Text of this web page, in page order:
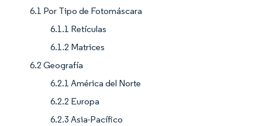
6.1 Por Tipo de Fotomáscara
6.1.1 Retículas
6.1.2 Matrices
6.2 Geografía
6.2.1 América del Norte
6.2.2 Europa
6.2.3 Asia-Pacífico